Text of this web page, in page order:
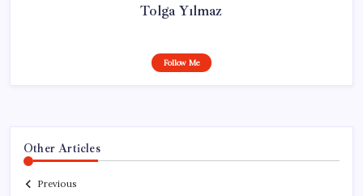
Tolga Yılmaz
Follow Me
Other Articles
Previous